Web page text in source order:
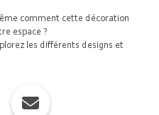
comment cette décoration
espace ?
les différents designs et